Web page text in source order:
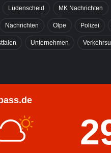
Lüdenscheid MK Nachrichten
Nachrichten Olpe Polizei
Unternehmen